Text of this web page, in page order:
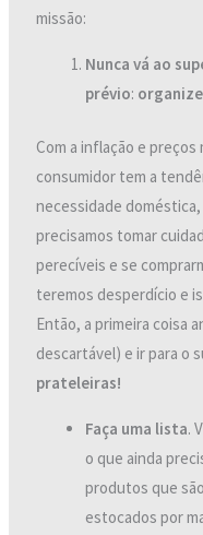
missão:
Nunca vá ao
prévio:
Com a inflação e preços
consumidor tem a
necessidade
precisamos tomar
perecíveis e se
teremos desperdício e
Então, a primeira coisa
descartável) e ir para o
prateleiras!
Faça uma lista.
o que ainda
produtos que
estocados por